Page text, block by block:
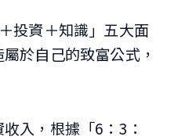
投資＋知識」五大面
於自己的致富公式，
入，根據「6：3：